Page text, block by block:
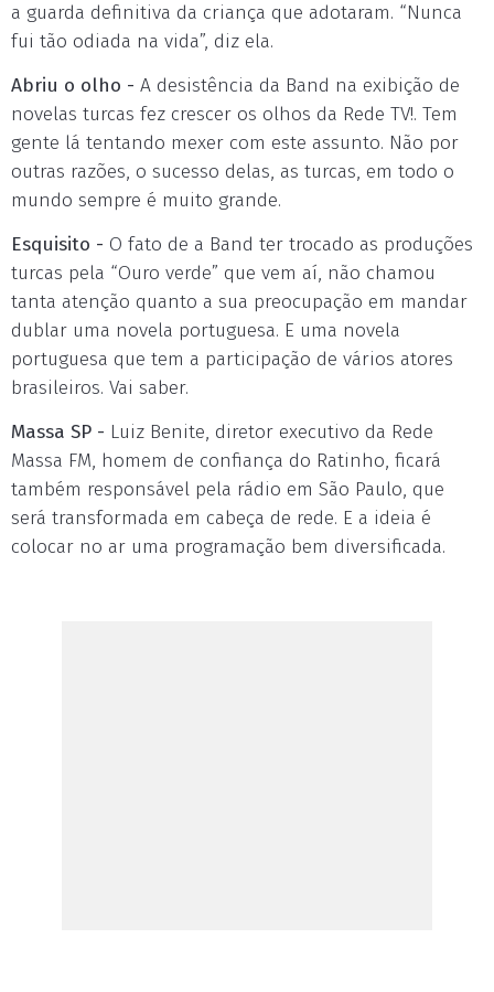
a guarda definitiva da criança que adotaram. “Nunca
fui tão odiada na vida”, diz ela.
Abriu o olho - A desistência da Band na exibição de
novelas turcas fez crescer os olhos da Rede TV!. Tem
gente lá tentando mexer com este assunto. Não por
outras razões, o sucesso delas, as turcas, em todo o
mundo sempre é muito grande.
Esquisito - O fato de a Band ter trocado as produções
turcas pela “Ouro verde” que vem aí, não chamou
tanta atenção quanto a sua preocupação em mandar
dublar uma novela portuguesa. E uma novela
portuguesa que tem a participação de vários atores
brasileiros. Vai saber.
Massa SP - Luiz Benite, diretor executivo da Rede
Massa FM, homem de confiança do Ratinho, ficará
também responsável pela rádio em São Paulo, que
será transformada em cabeça de rede. E a ideia é
colocar no ar uma programação bem diversificada.